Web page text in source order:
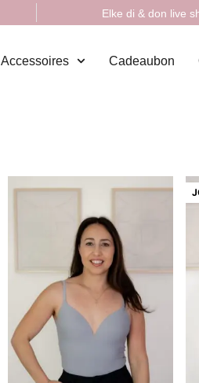
Elke di & don live
Accessoires Cadeaubon